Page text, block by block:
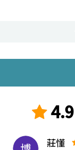
4.9
莊懂